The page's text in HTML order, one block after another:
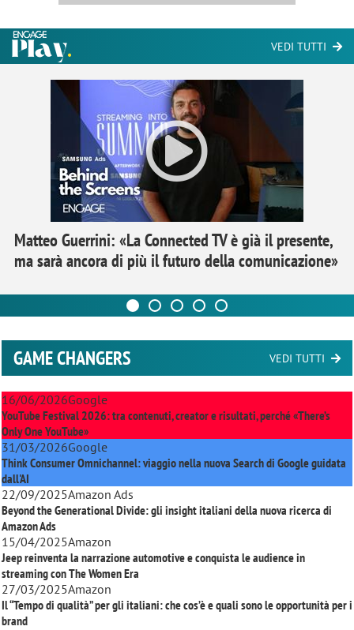
VEDI TUTTI
Matteo Guerrini: «La Connected TV è già il presente,
ma sarà ancora di più il futuro della comunicazione»
GAME CHANGERS VEDI TUTTI
16/06/2026Google
YouTube Festival 2026: tra contenuti, creator e risultati, perché «There’s
Only One YouTube»
31/03/2026Google
Think Consumer Omnichannel: viaggio nella nuova Search di Google guidata
dall'AI
22/09/2025Amazon Ads
Beyond the Generational Divide: gli insight italiani della nuova ricerca di
Amazon Ads
15/04/2025Amazon
Jeep reinventa la narrazione automotive e conquista le audience in
streaming conThe Women Era
27/03/2025Amazon
Il “Tempo di qualità” per gli italiani: che cos’è e quali sono le opportunità per i
brand